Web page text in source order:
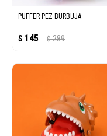
PUFFER PEZ BURBUJA
$ 145 $ 289